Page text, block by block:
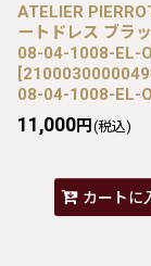
ATELIER
ートドレス ブラ
08-04-1008-EL-
[
08-04-1008-EL-
11,000円 (税込)
カートに